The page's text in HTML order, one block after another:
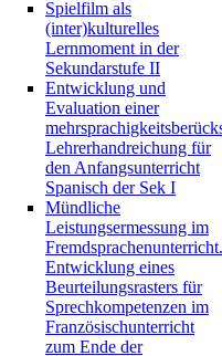
Spielfilm als
(inter)kulturelles
Lernmoment in der
Sekundarstufe II
Entwicklung und
Evaluation einer
Lehrerhandreichung für
den Anfangsunterricht
Spanisch der Sek I
Mündliche
Leistungsermessung im
Fremdsprachenunterricht.
Entwicklung eines
Beurteilungsrasters für
Sprechkompetenzen im
Französischunterricht
zum Ende der